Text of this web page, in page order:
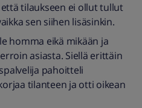
tilaukseen ei ollut tullut
sen siihen lisäsinkin.
homma eikä mikään ja
asiasta. Siellä erittäin
pahoitteli
tilanteen ja otti oikean